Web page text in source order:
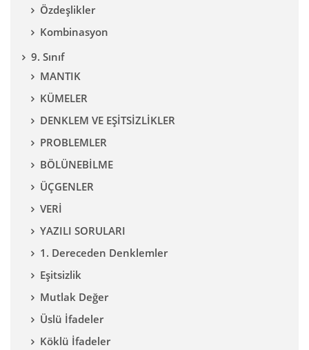
Özdeşlikler
Kombinasyon
9. Sınıf
MANTIK
KÜMELER
DENKLEM VE EŞİTSİZLİKLER
PROBLEMLER
BÖLÜNEBİLME
ÜÇGENLER
VERİ
YAZILI SORULARI
1. Dereceden Denklemler
Eşitsizlik
Mutlak Değer
Üslü İfadeler
Köklü İfadeler